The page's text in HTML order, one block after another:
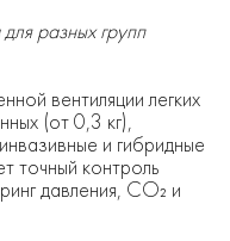
разных групп
вентиляции легких
(от 0,3 кг),
и гибридные
точный контроль
давления, CO₂ и